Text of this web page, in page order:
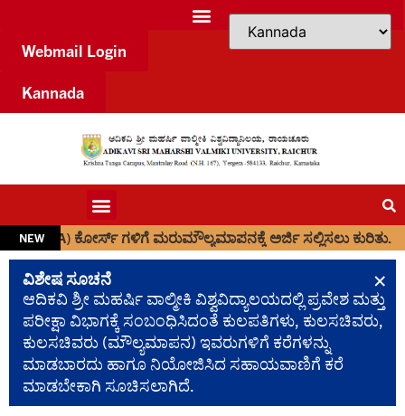
Webmail Login
Kannada
NEWಕೋರ್ಸ್ ಗಳಿಗೆ ಮರುಮೌಲ್ಯಮಾಪನಕ್ಕೆ ಅರ್ಜಿ ಸಲ್ಲಿಸಲು ಕುರಿತು.
ವಿಶೇಷ ಸೂಚನೆ
ಆದಿಕವಿ ಶ್ರೀ ಮಹರ್ಷಿ ವಾಲ್ಮೀಕಿ ವಿಶ್ವವಿದ್ಯಾಲಯದಲ್ಲಿ ಪ್ರವೇಶ ಮತ್ತು
ಪರೀಕ್ಷಾ ವಿಭಾಗಕ್ಕೆ ಸಂಬಂಧಿಸಿದಂತೆ ಕುಲಪತಿಗಳು, ಕುಲಸಚಿವರು,
ಕುಲಸಚಿವರು (ಮೌಲ್ಯಮಾಪನ) ಇವರುಗಳಿಗೆ ಕರೆಗಳನ್ನು
ಮಾಡಬಾರದು ಹಾಗೂ ನಿಯೋಜಿಸಿದ ಸಹಾಯವಾಣಿಗೆ ಕರೆ
ಮಾಡಬೇಕಾಗಿ ಸೂಚಿಸಲಾಗಿದೆ.
×